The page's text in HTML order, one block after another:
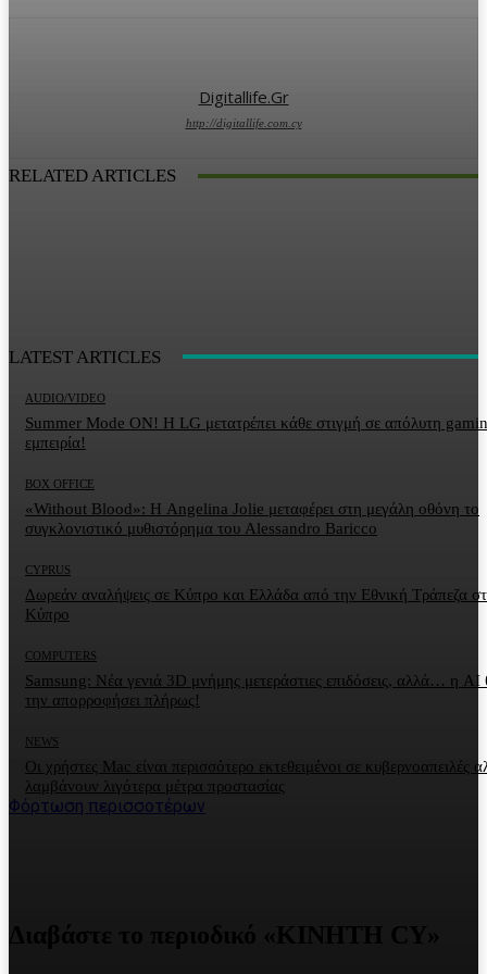
Digitallife.gr
http://digitallife.com.cy
RELATED ARTICLES
LATEST ARTICLES
AUDIO/VIDEO
Summer Mode ON! Η LG μετατρέπει κάθε στιγμή σε απόλυτη
εμπειρία!
BOX OFFICE
«Without Blood»: Η Angelina Jolie μεταφέρει στη μεγάλη οθόνη το
συγκλονιστικό μυθιστόρημα του Alessandro Baricco
CYPRUS
Δωρεάν αναλήψεις σε Κύπρο και Ελλάδα από την Εθνική Τράπεζα
Κύπρο
COMPUTERS
Samsung: Νέα γενιά 3D μνήμης μετεράστιες επιδόσεις, αλλά… η AI
την απορροφήσει πλήρως!
NEWS
Οι χρήστες Mac είναι περισσότερο εκτεθειμένοι σε κυβερνοαπειλές
λαμβάνουν λιγότερα μέτρα προστασίας
Φόρτωση περισσοτέρων